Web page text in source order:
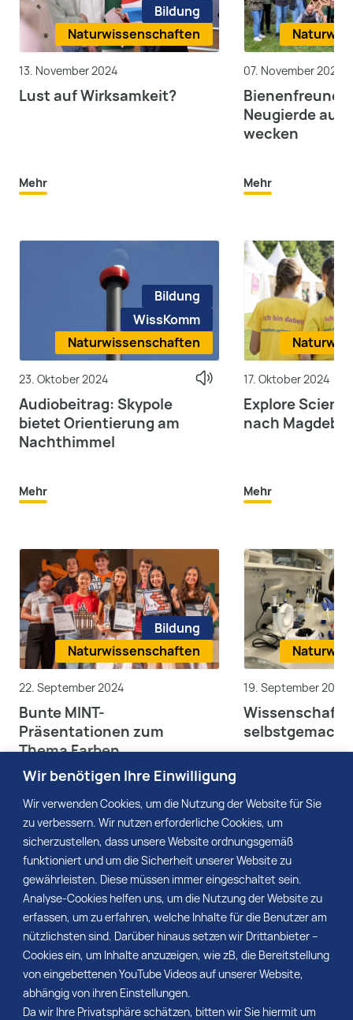
Wir benötigen Ihre Einwilligung
Wir verwenden Cookies, um die Nutzung der Website für Sie
zu verbessern. Wir nutzen erforderliche Cookies, um
sicherzustellen, dass unsere Website ordnungsgemäß
funktioniert und um die Sicherheit unserer Website zu
gewährleisten. Diese müssen immer eingeschaltet sein.
Analyse-Cookies helfen uns, um die Nutzung der Website zu
erfassen, um zu erfahren, welche Inhalte für die Benutzer am
nützlichsten sind. Darüber hinaus setzen wir Drittanbieter –
Cookies ein, um Inhalte anzuzeigen, wie zB, die Bereitstellung
von eingebettenen YouTube Videos auf unserer Website,
abhängig von ihren Einstellungen.
Da wir Ihre Privatsphäre schätzen, bitten wir Sie hiermit um
Bildung
Naturwissenschaften
13. November 2024
Lust auf Wirksamkeit?
Mehr
07. November 2024
Neugierde auf
wecken
Mehr
Bildung
WissKomm
Naturwissenschaften
23. Oktober 2024
Audiobeitrag: Skypole
bietet Orientierung am
Nachthimmel
Mehr
17. Oktober 2024
Explore
nach
Mehr
Bildung
Naturwissenschaften
22. September 2024
Bunte MINT-
Präsentationen zum
Thema Farben
begeistern Publikum und
Jury
Mehr
19. September 2024
Wissenschaft
selbstgemacht
Mehr
Seite:
der
Beiträge
Vorherige 1 … 3 4 5 …
11
Nächste